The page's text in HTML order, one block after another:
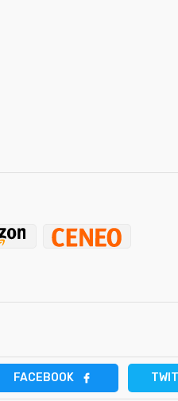
FACEBOOK
W poprzednim
Bolkox 27 minut temu